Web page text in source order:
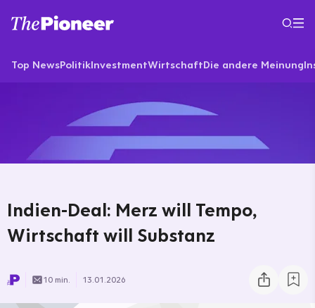
Top NewsPolitikInvestmentWirtschaftDie andere Meinung
Indien-Deal: Merz will Tempo,
Wirtschaft will Substanz
10 min. 13.01.2026